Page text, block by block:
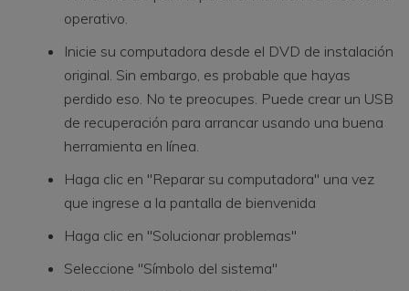
operativo.
Inicie su computadora desde el DVD de instalación
original. Sin embargo, es probable que hayas
perdido eso. No te preocupes. Puede crear un USB
de recuperación para arrancar usando una buena
herramienta en línea.
Haga clic en "Reparar su computadora" una vez
que ingrese a la pantalla de bienvenida
Haga clic en "Solucionar problemas"
Seleccione "Símbolo del sistema"